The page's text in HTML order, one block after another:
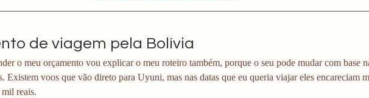
de viagem pela Bolívia
o meu orçamento vou explicar o meu roteiro também, porque o seu pode mudar com base
Existem voos que vão direto para Uyuni, mas nas datas que eu queria viajar eles encareciam
reais.